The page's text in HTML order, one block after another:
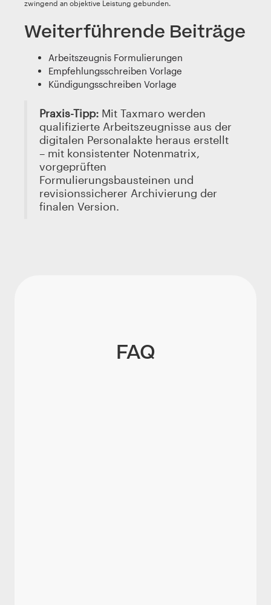
zwingend an objektive Leistung gebunden.
Weiterführende Beiträge
Arbeitszeugnis Formulierungen
Empfehlungsschreiben Vorlage
Kündigungsschreiben Vorlage
Praxis-Tipp: Mit Taxmaro werden
qualifizierte Arbeitszeugnisse aus der
digitalen Personalakte heraus erstellt
– mit konsistenter Notenmatrix,
vorgeprüften
Formulierungsbausteinen und
revisionssicherer Archivierung der
finalen Version.
FAQ